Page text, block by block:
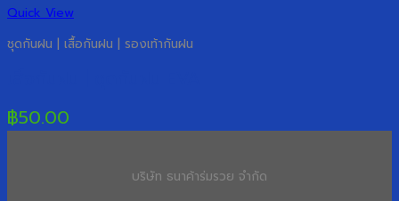
Quick View
ชุดกันฝน | เสื้อกันฝน | รองเท้ากันฝน
฿50.00
บริษัท ธนาค้าร่มรวย จำกัด